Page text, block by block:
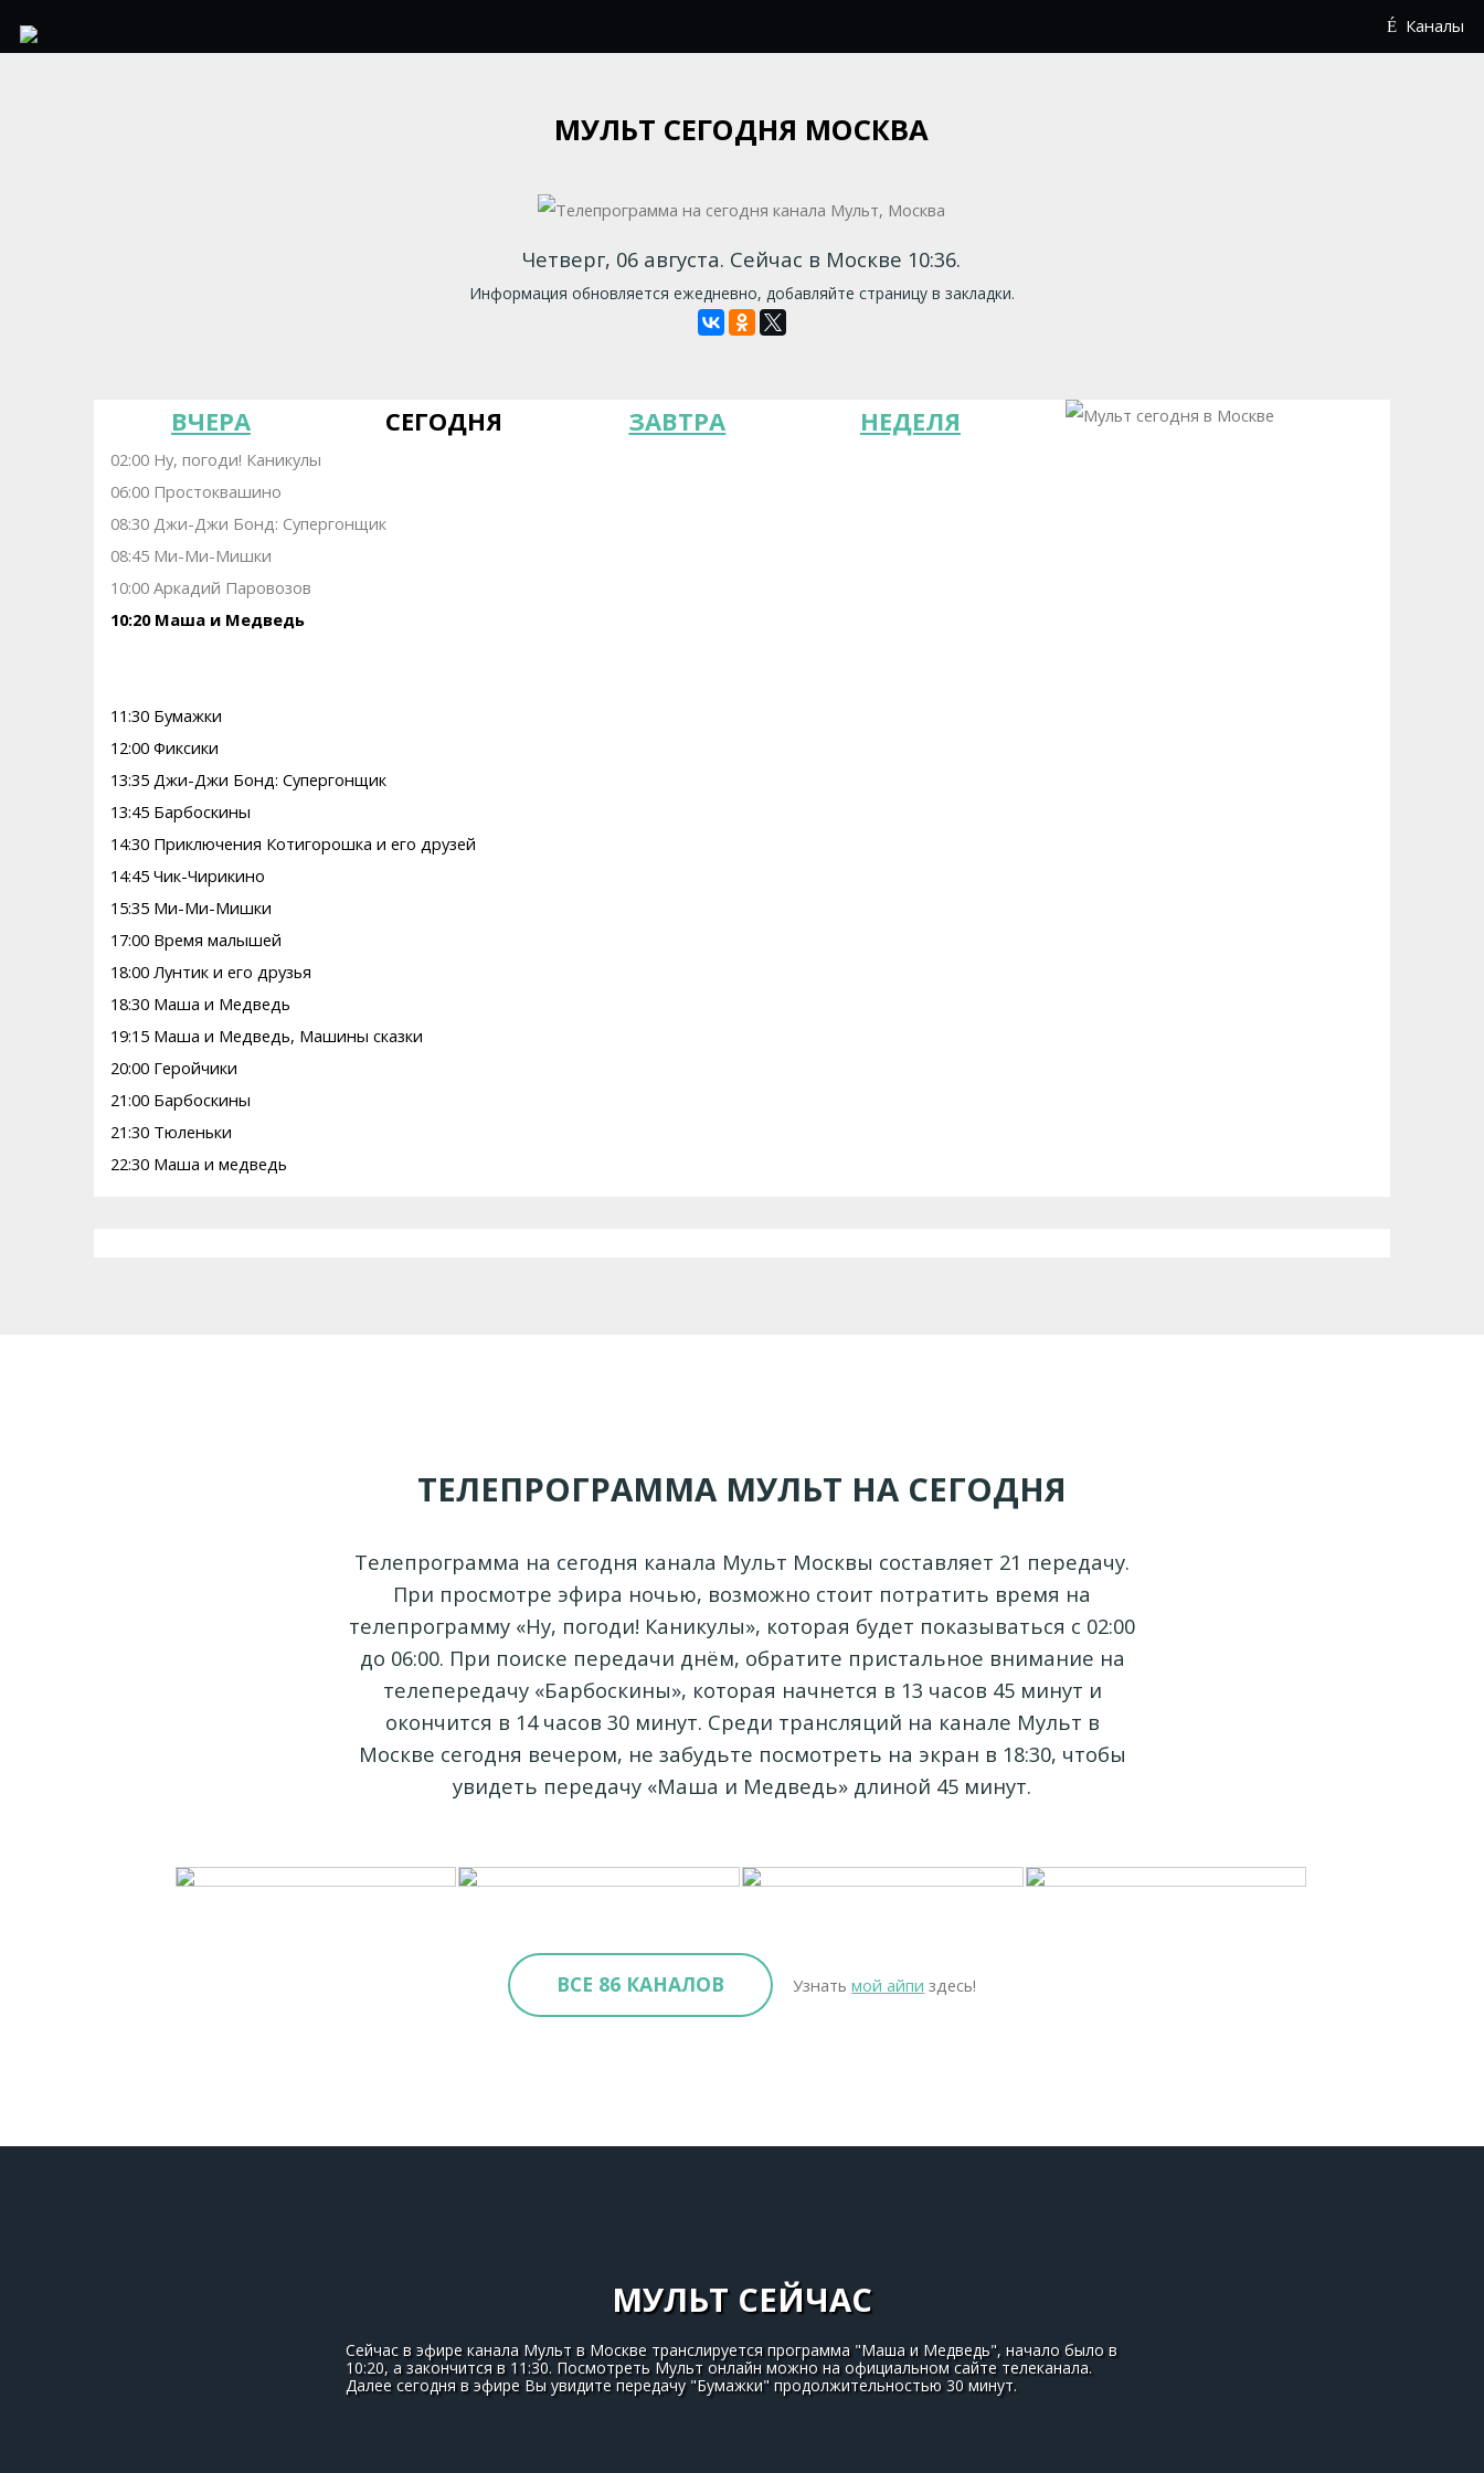
Каналы
МУЛЬТ СЕГОДНЯ МОСКВА
Четверг, 06 августа. Сейчас в Москве 10:36.
Информация обновляется ежедневно, добавляйте страницу в закладки.
ВЧЕРА СЕГОДНЯ ЗАВТРА НЕДЕЛЯ
02:00 Ну, погоди! Каникулы
06:00 Простоквашино
08:30 Джи-Джи Бонд: Супергонщик
08:45 Ми-Ми-Мишки
10:00 Аркадий Паровозов
10:20 Маша и Медведь
11:30 Бумажки
12:00 Фиксики
13:35 Джи-Джи Бонд: Супергонщик
13:45 Барбоскины
14:30 Приключения Котигорошка и его друзей
14:45 Чик-Чирикино
15:35 Ми-Ми-Мишки
17:00 Время малышей
18:00 Лунтик и его друзья
18:30 Маша и Медведь
19:15 Маша и Медведь, Машины сказки
20:00 Геройчики
21:00 Барбоскины
21:30 Тюленьки
22:30 Маша и медведь
ТЕЛЕПРОГРАММА МУЛЬТ НА СЕГОДНЯ
Телепрограмма на сегодня канала Мульт Москвы составляет 21 передачу.
При просмотре эфира ночью, возможно стоит потратить время на
телепрограмму «Ну, погоди! Каникулы», которая будет показываться с 02:00
до 06:00. При поиске передачи днём, обратите пристальное внимание на
телепередачу «Барбоскины», которая начнется в 13 часов 45 минут и
окончится в 14 часов 30 минут. Среди трансляций на канале Мульт в
Москве сегодня вечером, не забудьте посмотреть на экран в 18:30, чтобы
увидеть передачу «Маша и Медведь» длиной 45 минут.
ВСЕ 86 КАНАЛОВ Узнатьмой айпи здесь!
МУЛЬТ СЕЙЧАС
Сейчас в эфире канала Мульт в Москве транслируется программа "Маша и Медведь", начало было в
10:20, а закончится в 11:30. Посмотреть Мульт онлайн можно на официальном сайте телеканала.
Далее сегодня в эфире Вы увидите передачу "Бумажки" продолжительностью 30 минут.